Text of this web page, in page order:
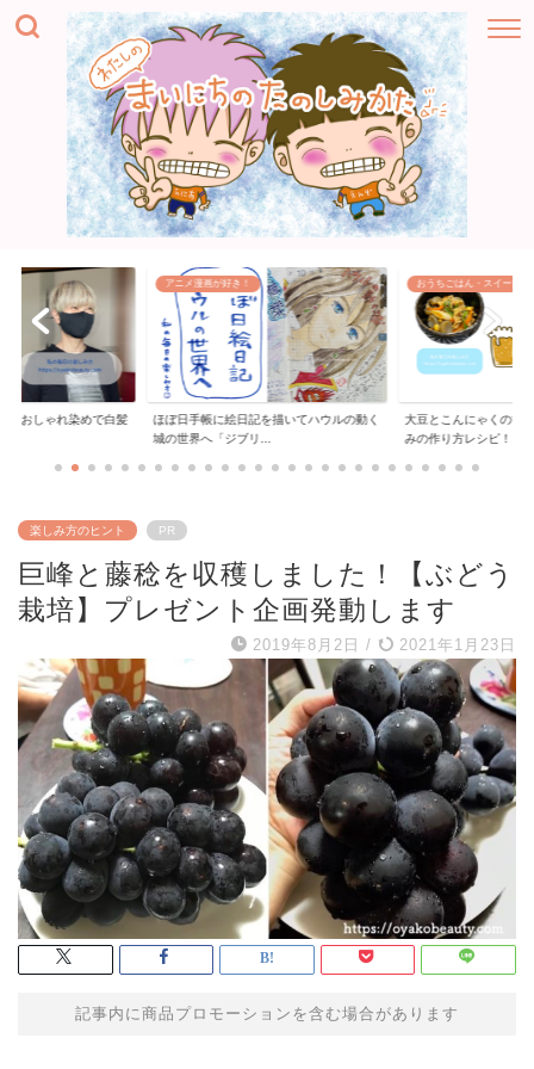
おしゃれ染めで白髪
アニメ漫画が好き！
ほぼ日手帳に絵日記を描いてハウルの動く
城の世界へ「ジブリ...
おうちごはん・スイーツ
大豆とこんにゃくの甘辛
みの作り方レシピ！...
楽しみ方のヒント PR
巨峰と藤稔を収穫しました！【ぶどう
栽培】プレゼント企画発動します
2019年8月2日 / 2021年1月23日
記事内に商品プロモーションを含む場合があります